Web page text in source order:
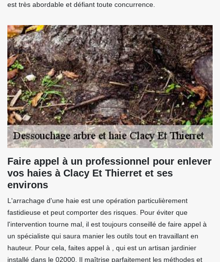
est très abordable et défiant toute concurrence.
Faire appel à un professionnel pour enlever
vos haies à Clacy Et Thierret et ses
environs
L'arrachage d'une haie est une opération particulièrement
fastidieuse et peut comporter des risques. Pour éviter que
l'intervention tourne mal, il est toujours conseillé de faire appel à
un spécialiste qui saura manier les outils tout en travaillant en
hauteur. Pour cela, faites appel à , qui est un artisan jardinier
installé dans le 02000. Il maîtrise parfaitement les méthodes et